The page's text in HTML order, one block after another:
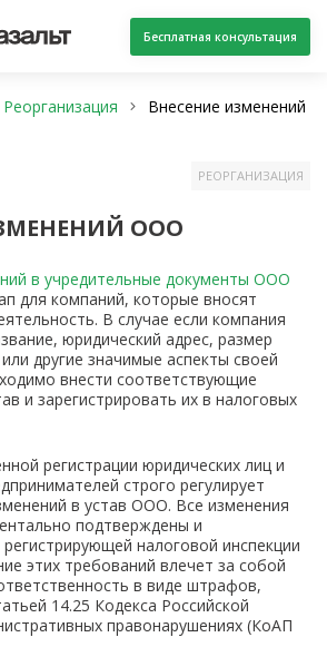
Бесплатная консультация
Реорганизация Внесение изменений
РЕОРГАНИЗАЦИЯ
ООО
в учредительные документы ООО
для компаний, которые вносят
В случае если компания
юридический адрес, размер
другие значимые аспекты своей
внести соответствующие
и зарегистрировать их в налоговых
регистрации юридических лиц и
строго регулирует
в устав ООО. Все изменения
подтверждены и
налоговой инспекции
этих требований влечет за собой
в виде штрафов,
14.25 Кодекса Российской
правонарушениях (КоАП